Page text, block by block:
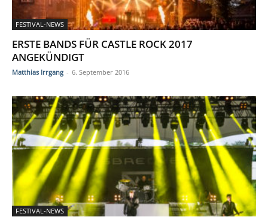
FESTIVAL-NEWS
ERSTE BANDS FÜR CASTLE ROCK 2017
ANGEKÜNDIGT
Matthias Irrgang - 6. September 2016
FESTIVAL-NEWS